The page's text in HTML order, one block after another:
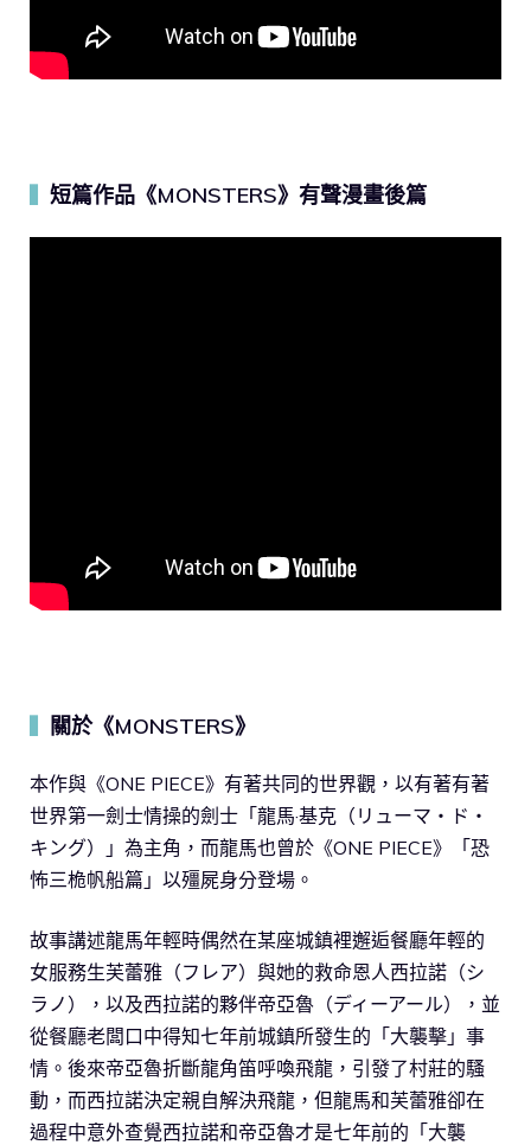
短篇作品《MONSTERS》有聲漫畫後篇
關於《MONSTERS》
本作與《ONE PIECE》有著共同的世界觀，以有著有著
世界第一劍士情操的劍士「龍馬·基克（リューマ・ド・
キング）」為主角，而龍馬也曾於《ONE PIECE》「恐
怖三桅帆船篇」以殭屍身分登場。
故事講述龍馬年輕時偶然在某座城鎮裡邂逅餐廳年輕的
女服務生芙蕾雅（フレア）與她的救命恩人西拉諾（シ
ラノ），以及西拉諾的夥伴帝亞魯（ディーアール），並
從餐廳老闆口中得知七年前城鎮所發生的「大襲擊」事
情。後來帝亞魯折斷龍角笛呼喚飛龍，引發了村莊的騷
動，而西拉諾決定親自解決飛龍，但龍馬和芙蕾雅卻在
過程中意外查覺西拉諾和帝亞魯才是七年前的「大襲